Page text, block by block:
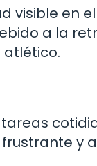
visible en
a la
atlético.
frustrante y